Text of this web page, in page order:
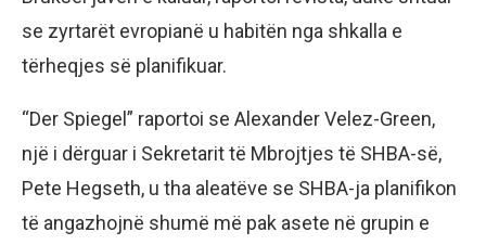
se zyrtarët evropianë u habitën nga shkalla e
tërheqjes së planifikuar.
“Der Spiegel” raportoi se Alexander Velez-Green,
një i dërguar i Sekretarit të Mbrojtjes të SHBA-së,
Pete Hegseth, u tha aleatëve se SHBA-ja planifikon
të angazhojnë shumë më pak asete në grupin e